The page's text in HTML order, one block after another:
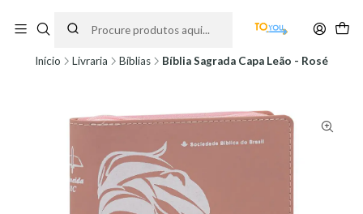
partir do dia 11 de Agosto, às 10H.
Início Livraria Bíblias Bíblia Sagrada Capa Leão - Rosé